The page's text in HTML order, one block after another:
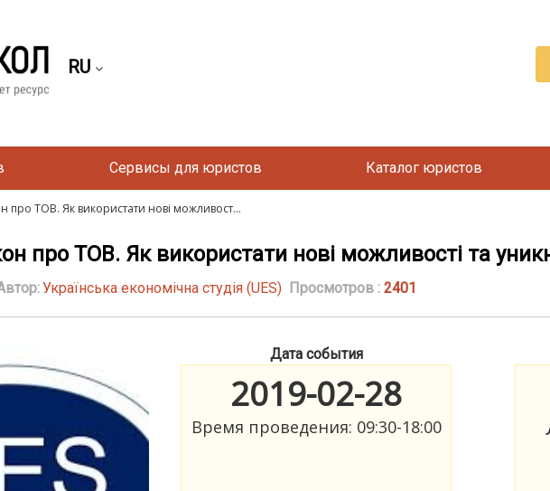
RU
Сервисы для юристов Каталог юристов
про ТОВ. Як використати нові можливост...
про ТОВ. Як використати нові можливості та
Українська економічна студія (UES) Просмотров : 2401
Дата события
2019-02-28
Время проведения: 09:30-18:00